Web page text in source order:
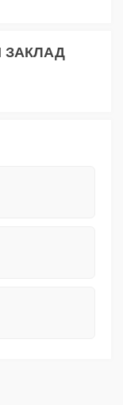
ЗАКЛАД